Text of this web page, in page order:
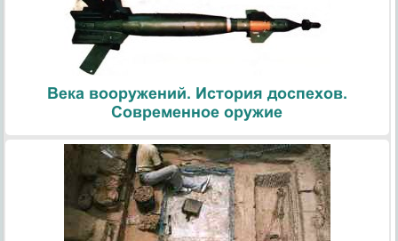
Века вооружений. История доспехов.
Современное оружие